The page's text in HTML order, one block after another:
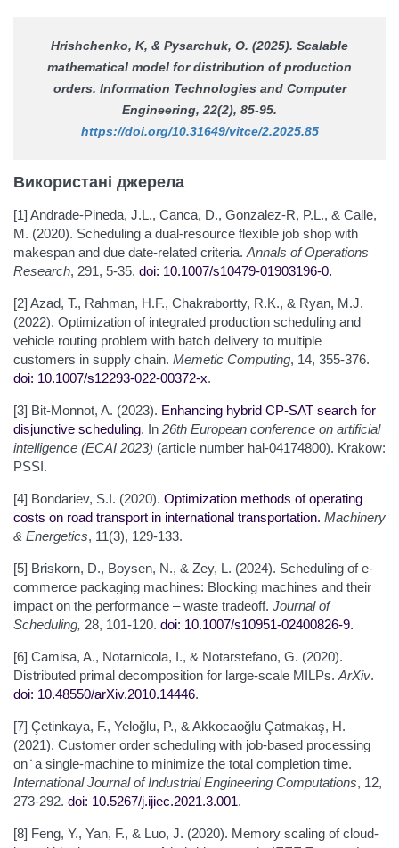
Hrishchenko, K, & Pysarchuk, O. (2025). Scalable
mathematical model for distribution of production
orders. Information Technologies and Computer
Engineering, 22(2), 85-95.
https://doi.org/10.31649/vitce/2.2025.85
Використані джерела
[1] Andrade-Pineda, J.L., Canca, D., Gonzalez-R, P.L., & Calle,
M. (2020). Scheduling a dual-resource flexible job shop with
makespan and due date-related criteria. Annals of Operations
Research, 291, 5-35. doi: 10.1007/s10479-01903196-0.
[2] Azad, T., Rahman, H.F., Chakrabortty, R.K., & Ryan, M.J.
(2022). Optimization of integrated production scheduling and
vehicle routing problem with batch delivery to multiple
customers in supply chain. Memetic Computing, 14, 355-376.
doi: 10.1007/s12293-022-00372-x.
[3] Bit-Monnot, A. (2023). Enhancing hybrid CP-SAT search for
disjunctive scheduling. In 26th European conference on artificial
intelligence (ECAI 2023) (article number hal-04174800). Krakow:
PSSI.
[4] Bondariev, S.I. (2020). Optimization methods of operating
costs on road transport in international transportation. Machinery
& Energetics, 11(3), 129-133.
[5] Briskorn, D., Boysen, N., & Zey, L. (2024). Scheduling of e-
commerce packaging machines: Blocking machines and their
impact on the performance – waste tradeoff. Journal of
Scheduling, 28, 101-120. doi: 10.1007/s10951-02400826-9.
[6] Camisa, A., Notarnicola, I., & Notarstefano, G. (2020).
Distributed primal decomposition for large-scale MILPs. ArXiv.
doi: 10.48550/arXiv.2010.14446.
[7] Çetinkaya, F., Yeloğlu, P., & Akkocaoğlu Çatmakaş, H.
(2021). Customer order scheduling with job-based processing
on ̇ a single-machine to minimize the total completion time.
International Journal of Industrial Engineering Computations, 12,
273-292. doi: 10.5267/j.ijiec.2021.3.001.
[8] Feng, Y., Yan, F., & Luo, J. (2020). Memory scaling of cloud-